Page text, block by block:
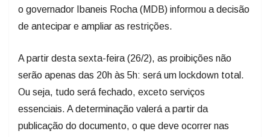
o governador Ibaneis Rocha (MDB) informou a decisão
de antecipar e ampliar as restrições.
A partir desta sexta-feira (26/2), as proibições não
serão apenas das 20h às 5h: será um lockdown total.
Ou seja, tudo será fechado, exceto serviços
essenciais. A determinação valerá a partir da
publicação do documento, o que deve ocorrer nas